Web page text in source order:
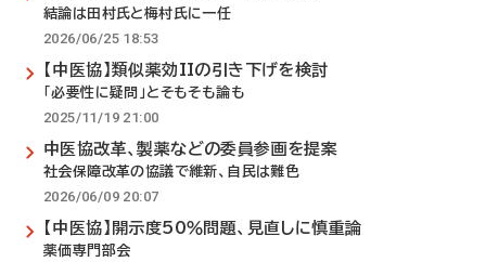
結論は田村氏と梅村氏に一任
2026/06/25 18:53
【中医協】類似薬効IIの引き下げを検討
「必要性に疑問」とそもそも論も
2025/11/19 21:00
中医協改革、製薬などの委員参画を提案
社会保障改革の協議で維新、自民は難色
2026/06/09 20:07
【中医協】開示度50％問題、見直しに慎重論
薬価専門部会